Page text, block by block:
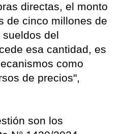
directas, el monto
de cinco millones de
del
esa cantidad, es
como
de precios",
son los